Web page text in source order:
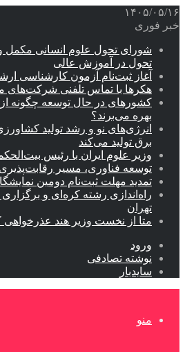
۱۴۰۵/۰۵/۱۶
خبر فوری
شورای تحول علوم انسانی مکمل
تحول در آموزش عالی
آغاز ثبت‌نام‌ آزمون کارشناسی
هکرها با تماس تلفنی شرکت‌های
کشورهای در حال توسعه چگونه
بهره می‌برند؟
انرژی‌های نو و رشد تولید
برق تولید می‌کند
وزیر علوم ایران با رئیس
توسعه فناوری، مسیر
تمدید مهلت ثبت‌نام دومین نمایشگاه «فر
تهران
متا از نخست وزیر هند عذرخواهی
ورود
نوشته تصادفی
سایدبار
منو